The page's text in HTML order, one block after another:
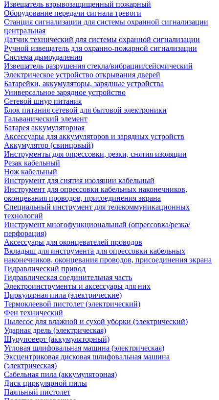
Извещатель взрывозащищенный пожарный
Оборудование передачи сигнала тревоги
Станция сигнализации для системы охранной сигнализации
центральная
Датчик технический для системы охранной сигнализации
Ручной извещатель для охранно-пожарной сигнализации
Система дымоудаления
Извещатель разрушения стекла/вибрации/сейсмический
Электрическое устройство открывания дверей
Батарейки, аккумуляторы, зарядные устройства
Универсальное зарядное устройство
Сетевой шнур питания
Блок питания сетевой для бытовой электроники
Гальванический элемент
Батарея аккумуляторная
Аксессуары для аккумуляторов и зарядных устройств
Аккумулятор (свинцовый)
Инструменты для опрессовки, резки, снятия изоляции
Резак кабельный
Нож кабельный
Инструмент для снятия изоляции кабельный
Инструмент для опрессовки кабельных наконечников,
оконцевания проводов, присоединения экрана
Специальный инструмент для телекоммуникационных
технологий
Инструмент многофункциональный (опрессовка/резка/
перфорация)
Аксессуары для оконцевателей проводов
Вкладыш для инструмента для опрессовки кабельных
наконечников, оконцевания проводов, присоединения экрана
Гидравлический привод
Гидравлическая соединительная часть
Электроинструменты и аксессуары для них
Циркулярная пила (электрические)
Термоклеевой пистолет (электрический)
Фен технический
Пылесос для влажной и сухой уборки (электрический)
Ударная дрель (электрическая)
Шуруповерт (аккумуляторный)
Угловая шлифовальная машина (электрическая)
Эксцентриковая дисковая шлифовальная машина
(электрическая)
Сабельная пила (аккумуляторная)
Диск циркулярной пилы
Паяльный пистолет